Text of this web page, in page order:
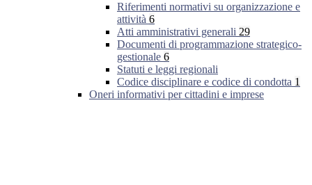
Riferimenti normativi su organizzazione e
attività 6
Atti amministrativi generali 29
Documenti di programmazione strategico-
gestionale 6
Statuti e leggi regionali
Codice disciplinare e codice di condotta 1
Oneri informativi per cittadini e imprese